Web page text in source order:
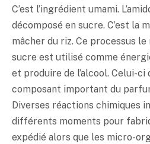
C’est l’ingrédient umami.
décomposé en sucre. C’est la
mâcher du riz. Ce processus
sucre est utilisé comme
et produire de l’alcool. Celui-ci
composant important du
Diverses réactions chimiques
différents moments pour
expédié alors que les micro-